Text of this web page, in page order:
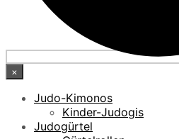
×
Judo-Kimonos
Kinder-Judogis
Judogürtel